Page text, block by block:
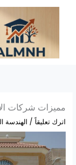
تخطي
مميزات شركات
اترك تعليقاً / الهندسة